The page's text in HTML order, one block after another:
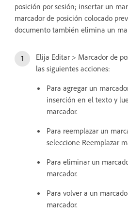
posición por sesión; insertar un
marcador de posición colocado
documento también elimina un
Elija Editar > Marcador de
las siguientes acciones:
Para agregar un
inserción en el texto y
marcador.
Para reemplazar un
seleccione Reemplazar
Para eliminar un
marcador.
Para volver a un
marcador.